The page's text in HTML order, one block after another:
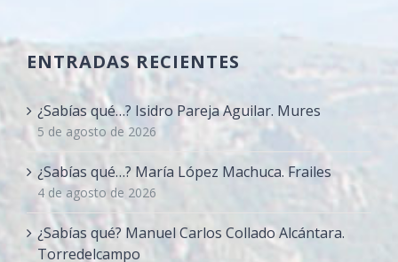
ENTRADAS RECIENTES
¿Sabías qué…? Isidro Pareja Aguilar. Mures
5 de agosto de 2026
¿Sabías qué…? María López Machuca. Frailes
4 de agosto de 2026
¿Sabías qué? Manuel Carlos Collado Alcántara.
Torredelcampo